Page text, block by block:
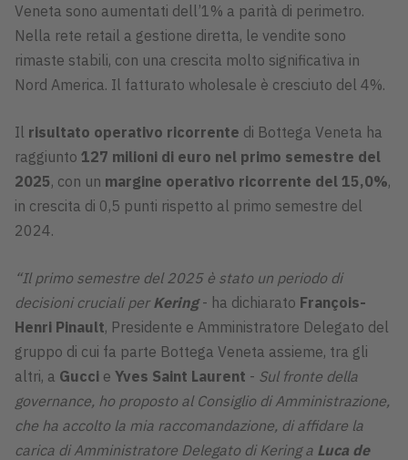
Veneta sono aumentati dell’1% a parità di perimetro.
Nella rete retail a gestione diretta, le vendite sono
rimaste stabili, con una crescita molto significativa in
Nord America. Il fatturato wholesale è cresciuto del 4%.
Il risultato operativo ricorrente di Bottega Veneta ha
raggiunto 127 milioni di euro nel primo semestre del
2025, con un margine operativo ricorrente del 15,0%,
in crescita di 0,5 punti rispetto al primo semestre del
2024.
“Il primo semestre del 2025 è stato un periodo di
decisioni cruciali per Kering- ha dichiarato François-
Henri Pinault, Presidente e Amministratore Delegato del
gruppo di cui fa parte Bottega Veneta assieme, tra gli
altri, a Gucci e Yves Saint Laurent - Sul fronte della
governance, ho proposto al Consiglio di Amministrazione,
che ha accolto la mia raccomandazione, di affidare la
carica di Amministratore Delegato di Kering a Luca de